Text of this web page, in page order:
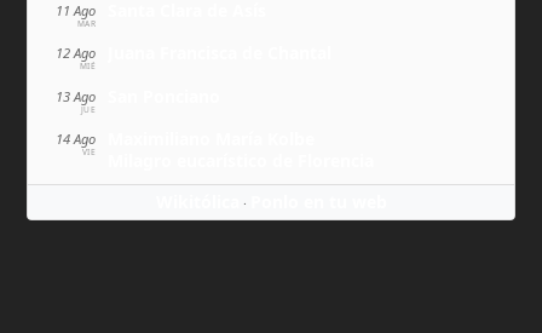
11 Ago
MAR
12 Ago
MIÉ
13 Ago
JUE
14 Ago
VIE
·